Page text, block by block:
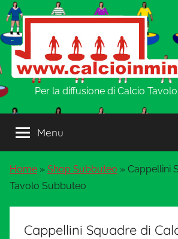
Salta
al
contenuto
w
w
.
Per la diffusione di Calcio
Menu
Home » Shop Subbuteo » Cappellini
Tavolo Subbuteo
Cappellini Squadre di